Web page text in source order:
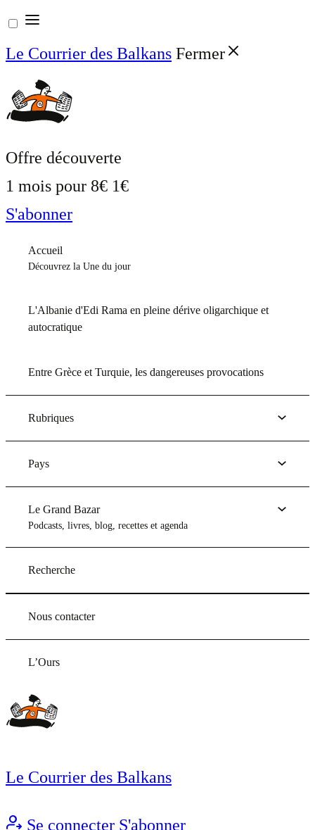
Aller
au
contenu
Le Courrier des Balkans Fermer
Offre découverte
1 mois pour 8€ 1€
S'abonner
Accueil
Découvrez la Une du jour
L'Albanie d'Edi Rama en pleine dérive oligarchique et
autocratique
Entre Grèce et Turquie, les dangereuses provocations
Rubriques
Pays
Le Grand Bazar
Podcasts, livres, blog, recettes et agenda
Recherche
Nous contacter
L’Ours
Le Courrier des Balkans
Se connecter S'abonner